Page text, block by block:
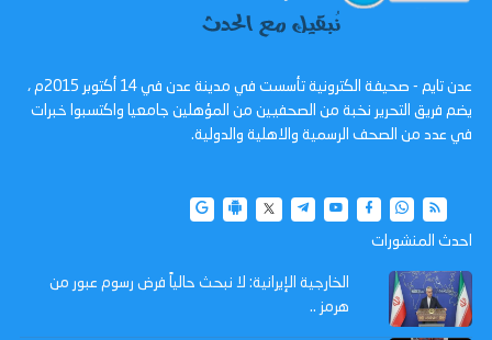
عدن تايم - صحيفة الكترونية تأسست في مدينة عدن في 14 أكتوبر 2015م ،
يضم فريق التحرير نخبة من الصحفيين من المؤهلين جامعيا واكتسبوا خبرات
في عدد من الصحف الرسمية والاهلية والدولية.
احدث المنشورات
الخارجية الإيرانية: لا نبحث حالياً فرض رسوم عبور من
هرمز ..